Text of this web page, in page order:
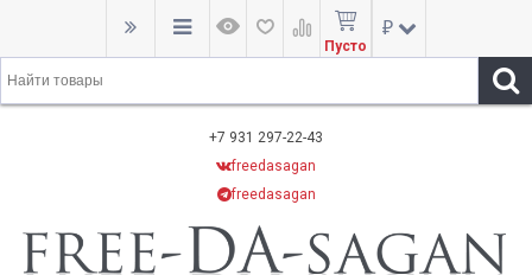
Пусто
₽
+7 931 297-22-43
freedasagan
freedasagan